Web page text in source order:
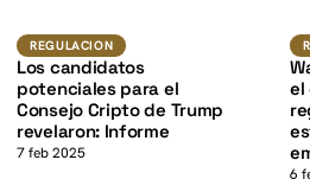
Regulacion
REGULACION
Los candidatos
potenciales para el
Consejo Cripto de Trump
revelaron: Informe
7 feb 2025
el
6